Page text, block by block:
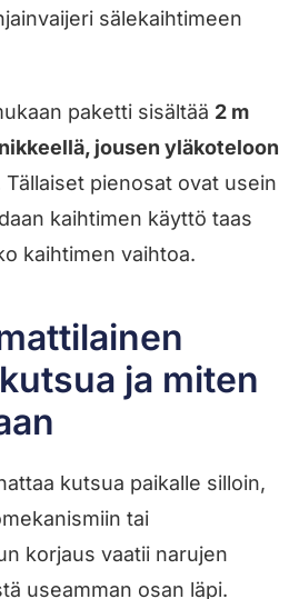
sälekaihtimeen
paketti sisältää 2 m
jousen yläkoteloon
Tällaiset pienosat ovat usein
kaihtimen käyttö taas
kaihtimen vaihtoa.
ja miten
kutsua paikalle silloin,
tai
korjaus vaatii narujen
useamman osan läpi.